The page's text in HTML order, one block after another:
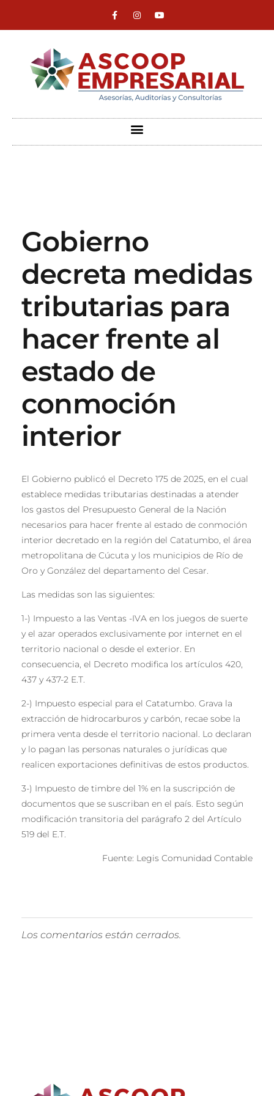
Gobierno
decreta medidas
tributarias para
hacer frente al
estado de
conmoción
interior
El Gobierno publicó el Decreto 175 de 2025, en el cual
establece medidas tributarias destinadas a atender
los gastos del Presupuesto General de la Nación
necesarios para hacer frente al estado de conmoción
interior decretado en la región del Catatumbo, el área
metropolitana de Cúcuta y los municipios de Río de
Oro y González del departamento del Cesar.
Las medidas son las siguientes:
1-) Impuesto a las Ventas -IVA en los juegos de suerte
y el azar operados exclusivamente por internet en el
territorio nacional o desde el exterior. En
consecuencia, el Decreto modifica los artículos 420,
437 y 437-2 E.T.
2-) Impuesto especial para el Catatumbo. Grava la
extracción de hidrocarburos y carbón, recae sobe la
primera venta desde el territorio nacional. Lo declaran
y lo pagan las personas naturales o jurídicas que
realicen exportaciones definitivas de estos productos.
3-) Impuesto de timbre del 1% en la suscripción de
documentos que se suscriban en el país. Esto según
modificación transitoria del parágrafo 2 del Artículo
519 del E.T.
Fuente: Legis Comunidad Contable
Los comentarios están cerrados.